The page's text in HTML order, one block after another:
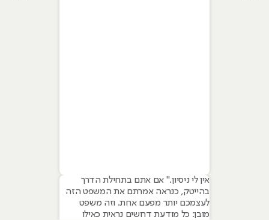
אין לי ניסיון." אם אתם בתחילת הדרך
בהייטק, כנראה אמרתם את המשפט הזה
לעצמכם יותר מפעם אחת. וזה משפט
מובן: כל מודעת דרושים נראית כאילו